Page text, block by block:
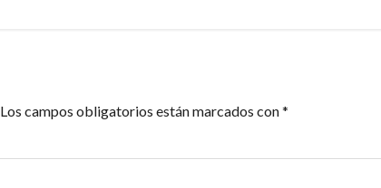
Los campos obligatorios están marcados con*